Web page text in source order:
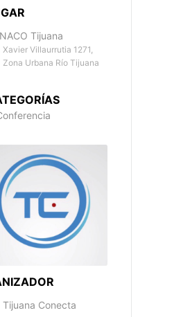
Tijuana
Xavier Villaurrutia 1271,
Zona Urbana Río Tijuana
Tijuana Conecta